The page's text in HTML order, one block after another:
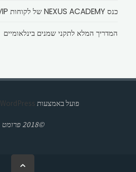
כנס NEXUS ACADEMY של לקוחות VIP פרומט 2019
המדריך המלא לתקני שמנים בינלאומיים
פועל באמצעות WordPress.
©2018 פרומט
בחזרה